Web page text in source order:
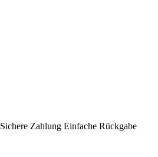
Sichere Zahlung Einfache Rückgabe